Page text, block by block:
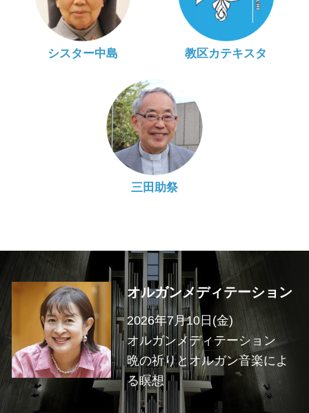
シスター中島 教区カテキスタ
三田助祭
オルガンメディテーション
2026年7月10日(金)
オルガンメディテーション
晩の祈りとオルガン音楽によ
る瞑想